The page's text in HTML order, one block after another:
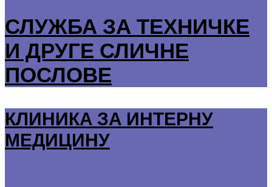
СЛУЖБА ЗА ТЕХНИЧКЕ
И ДРУГЕ СЛИЧНЕ
ПОСЛОВЕ
КЛИНИКА ЗА ИНТЕРНУ
МЕДИЦИНУ